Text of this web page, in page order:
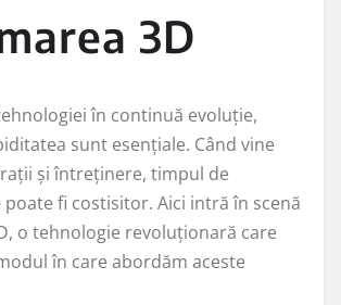
3D
în continuă evoluție,
sunt esențiale. Când vine
și întreținere, timpul de
fi costisitor. Aici intră în scenă
o tehnologie revoluționară care
în care abordăm aceste